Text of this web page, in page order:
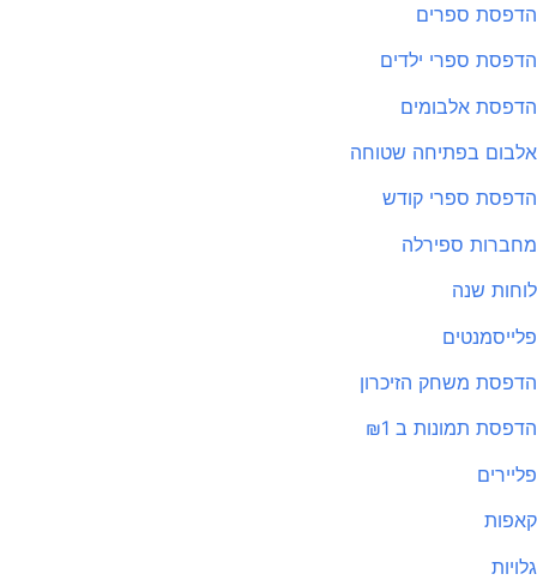
ספרים
ספרי ילדים
אלבומים
בפתיחה שטוחה
ספרי קודש
ספירלה
שנה
משחק הזיכרון
תמונות ב ₪1